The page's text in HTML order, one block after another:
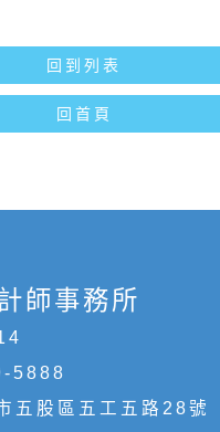
回到列表
回首頁
師事務所
5888
五股區五工五路28號